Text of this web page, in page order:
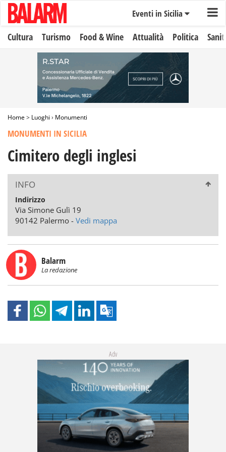
Eventi in Sicilia
Cultura Turismo Food & Wine Attualità Politica
Home> Luoghi › Monumenti
MONUMENTI IN SICILIA
Cimitero degli inglesi
INFO
Indirizzo
Via Simone Gulì 19
90142 Palermo - Vedi mappa
Balarm
La redazione
Adv